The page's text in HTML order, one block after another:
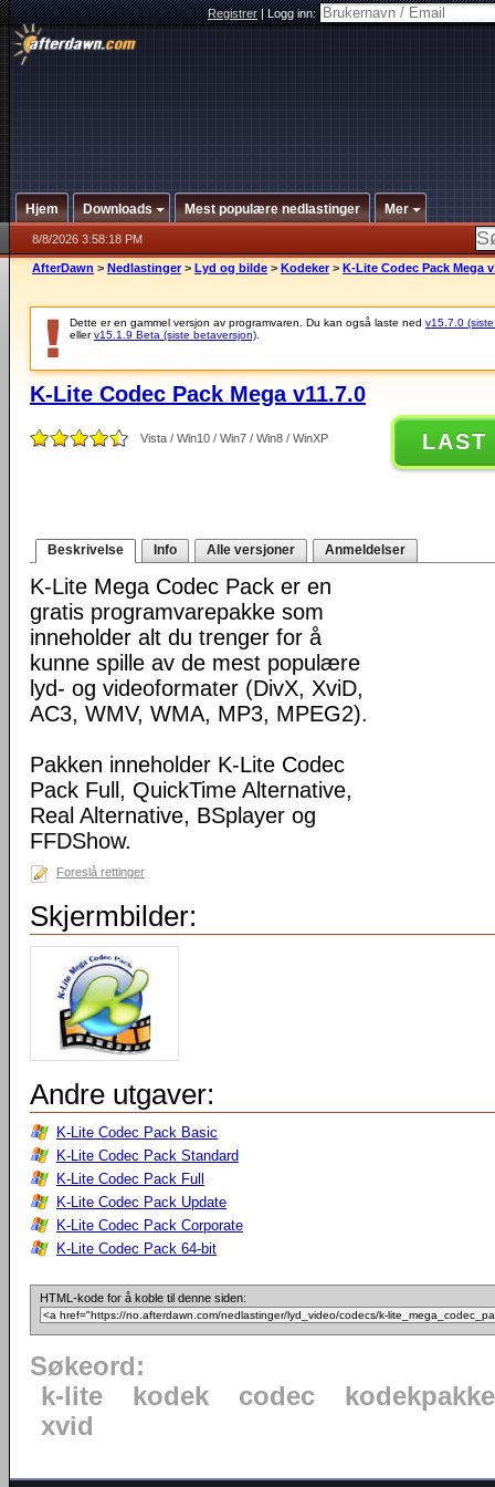
Registrer|Logg inn:
Hjem Downloads Mest populære nedlastinger Mer
8/8/2026 3:58:18 PM
AfterDawn > Nedlastinger > Lyd og bilde > Kodeker > K-Lite Codec Pack Mega
Dette er en gammel versjon av programvaren. Du kan også laste ned v15.7.0
ellerv15.1.9 Beta (siste betaversjon)
K-Lite Codec Pack Mega v11.7.0
Vista / Win10 / Win7 / Win8 / WinXP LAST
Beskrivelse Info Alle versjoner Anmeldelser
K-Lite Mega Codec Pack er en
gratis programvarepakke som
inneholder alt du trenger for å
kunne spille av de mest populære
lyd- og videoformater (DivX, XviD,
AC3, WMV, WMA, MP3, MPEG2).
Pakken inneholder K-Lite Codec
Pack Full, QuickTime Alternative,
Real Alternative, BSplayer og
FFDShow.
Foreslå rettinger
Skjermbilder:
Andre utgaver:
K-Lite Codec Pack Basic
K-Lite Codec Pack Standard
K-Lite Codec Pack Full
K-Lite Codec Pack Update
K-Lite Codec Pack Corporate
K-Lite Codec Pack 64-bit
HTML-kode for å koble til denne siden:
Søkeord:
k-lite
kodek codec
kodekpakke
xvid